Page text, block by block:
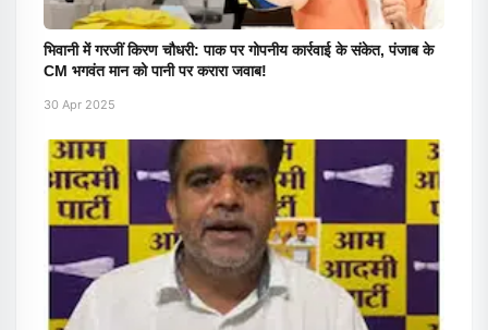
भिवानी में गरजीं किरण चौधरी: पाक पर गोपनीय कार्रवाई के संकेत, पंजाब के
CM भगवंत मान को पानी पर करारा जवाब!
30 Apr 2025